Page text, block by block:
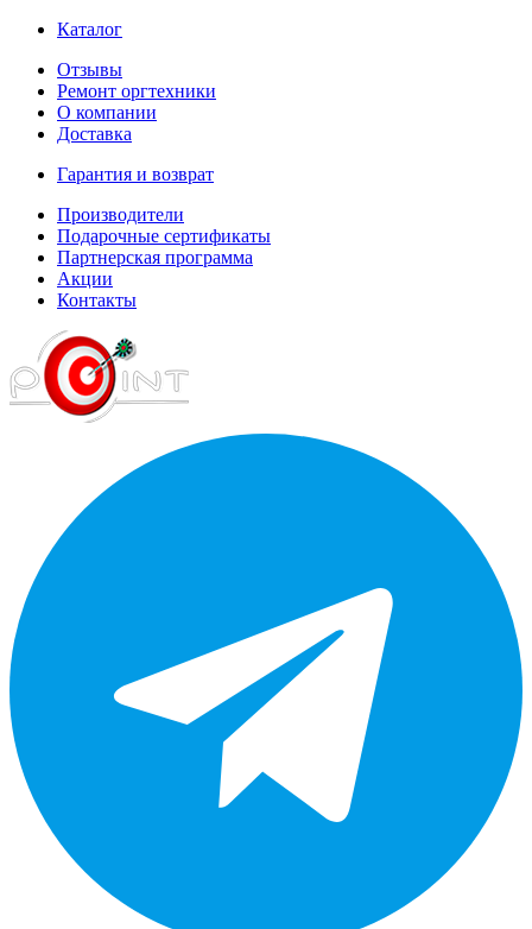
Каталог
Отзывы
Ремонт оргтехники
О компании
Доставка
Гарантия и возврат
Производители
Подарочные сертификаты
Партнерская программа
Акции
Контакты